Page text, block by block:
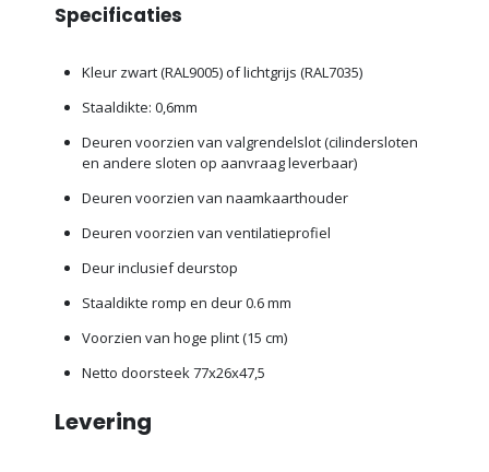
Specificaties
Kleur zwart (RAL9005) of lichtgrijs (RAL7035)
Staaldikte: 0,6mm
Deuren voorzien van valgrendelslot (cilindersloten
en andere sloten op aanvraag leverbaar)
Deuren voorzien van naamkaarthouder
Deuren voorzien van ventilatieprofiel
Deur inclusief deurstop
Staaldikte romp en deur 0.6 mm
Voorzien van hoge plint (15 cm)
Netto doorsteek 77x26x47,5
Levering